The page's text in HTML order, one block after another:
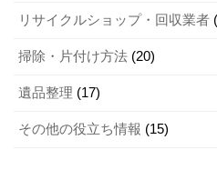
ている業者
業者について紹介します。
高価買取が期待できる時
ろえることも高価買取のポイ
も可能です。京都市で洗濯機
は、ぜひ一度お問い合わせくだ
リサイクルショップ・回収業者
掃除・片付け方法 (20)
遺品整理 (17)
その他の役立ち情報 (15)